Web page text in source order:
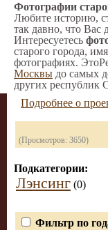
Фотографии
Любите историю,
так давно, что Вас
Интересуетесь
старого города,
фотографиях.
Москвы до самых
других республик
Подробнее о
(Просмотров: 3650)
Подкатегории:
Лэнсинг (0)
Фильтр по